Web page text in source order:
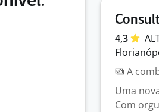
4,3
A
Uma
Com